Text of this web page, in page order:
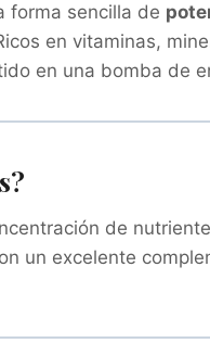
forma sencilla de
en vitaminas,
en una bomba de
de
un excelente